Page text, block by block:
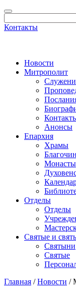
Контакты
Новости
Митрополит
Анонсы
Епархия
Храмы
Отделы
Отделы
Святые и
Cвятыни
Cвятые
Главная /Новости /